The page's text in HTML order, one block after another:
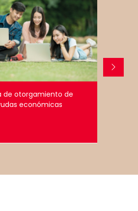
de otorgamiento de
económicas